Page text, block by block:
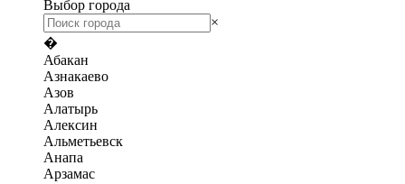
Выбор города
×
�
Абакан
Азнакаево
Азов
Алатырь
Алексин
Альметьевск
Анапа
Арзамас